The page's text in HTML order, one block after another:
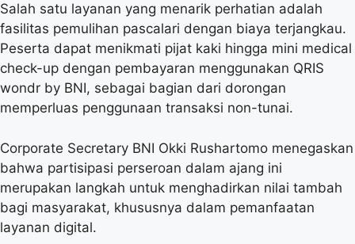
Salah satu layanan yang menarik perhatian adalah
fasilitas pemulihan pascalari dengan biaya terjangkau.
Peserta dapat menikmati pijat kaki hingga mini medical
check-up dengan pembayaran menggunakan QRIS
wondr by BNI, sebagai bagian dari dorongan
memperluas penggunaan transaksi non-tunai.
Corporate Secretary BNI Okki Rushartomo menegaskan
bahwa partisipasi perseroan dalam ajang ini
merupakan langkah untuk menghadirkan nilai tambah
bagi masyarakat, khususnya dalam pemanfaatan
layanan digital.